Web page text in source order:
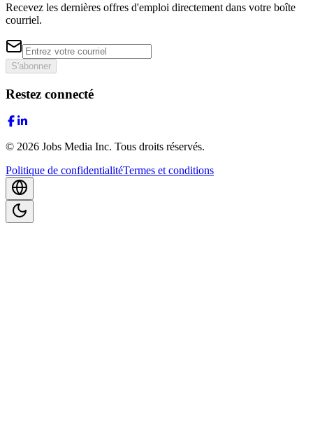
Recevez les dernières offres d'emploi directement dans votre boîte
courriel.
S'abonner
Restez connecté
© 2026 Jobs Media Inc. Tous droits réservés.
Politique de confidentialitéTermes et conditions